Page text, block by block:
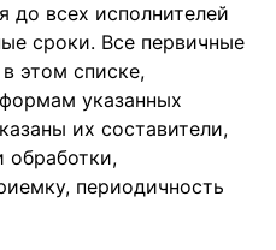
до всех исполнителей
сроки. Все первичные
этом списке,
указанных
их составители,
обработки,
периодичность